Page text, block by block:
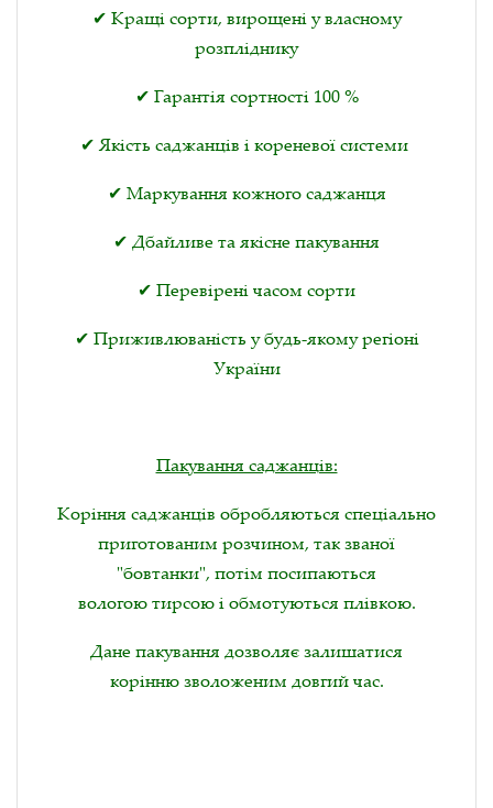
✔ Кращі сорти, вирощені у власному
розпліднику
✔ Гарантія сортності 100 %
✔ Якість саджанців і кореневої системи
✔ Маркування кожного саджанця
✔ Дбайливе та якісне пакування
✔ Перевірені часом сорти
✔ Приживлюваність у будь-якому регіоні
України
Пакування саджанців:
Коріння саджанців обробляються спеціально
приготованим розчином, так званої
"бовтанки", потім посипаються
вологою тирсою і обмотуються плівкою.
Дане пакування дозволяє залишатися
корінню зволоженим довгий час.